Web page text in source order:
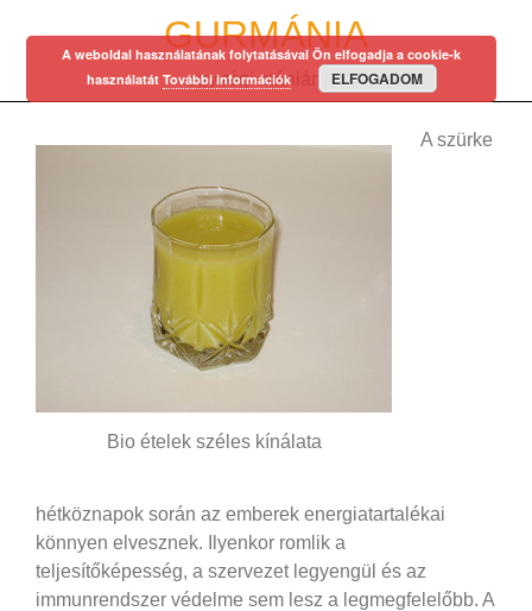
GURMÁNIA
egy régi mániám…
Bio ételek széles kínálata
A szürke
hétköznapok során az emberek energiatartalékai
könnyen elvesznek. Ilyenkor romlik a
teljesítőképesség, a szervezet legyengül és az
immunrendszer védelme sem lesz a legmegfelelőbb. A
A weboldal használatának folytatásával Ön elfogadja a cookie-k
használatát További információk ELFOGADOM